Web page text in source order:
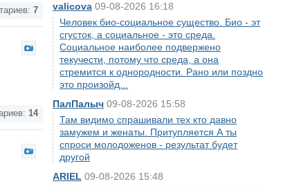
valicova 09-08-2026 16:18
Человек био-социальное существо. Био - эт
сгусток, а социальное - это среда.
Социальное наиболее подвержено
текучести, потому что среда, а она
стремится к однородности. Рано или поздно
это произойд...
ПалПалыч 09-08-2026 15:58
Там видимо спрашивали тех кто давно
замужем и женаты. Притупляется А ты
спроси молодоженов - результат будет
другой
ARIEL 09-08-2026 15:48
7
14